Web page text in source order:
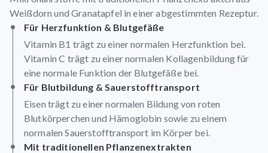
Weißdorn und Granatapfel in einer abgestimmten Rezeptur.
Für Herzfunktion & Blutgefäße
Vitamin B1 trägt zu einer normalen Herzfunktion bei.
Vitamin C trägt zu einer normalen Kollagenbildung für
eine normale Funktion der Blutgefäße bei.
Für Blutbildung & Sauerstofftransport
Eisen trägt zu einer normalen Bildung von roten
Blutkörperchen und Hämoglobin sowie zu einem
normalen Sauerstofftransport im Körper bei.
Mit traditionellen Pflanzenextrakten